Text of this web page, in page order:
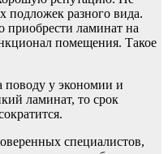
подложек разного вида.
приобрести ламинат на
помещения. Такое
у экономии и
ламинат, то срок